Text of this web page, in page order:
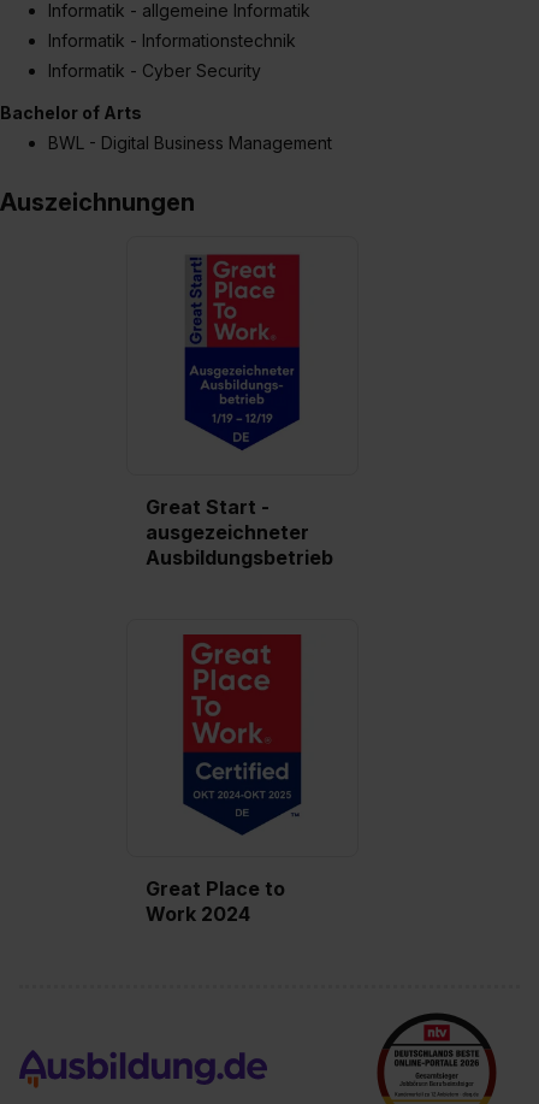
Informatik - allgemeine Informatik
Informatik - Informationstechnik
Informatik - Cyber Security
Bachelor of Arts
BWL - Digital Business Management
Auszeichnungen
Great Start -
ausgezeichneter
Ausbildungsbetrieb
Great Place to
Work 2024